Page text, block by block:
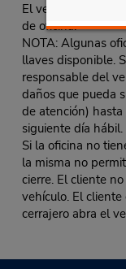
El vehículo de
de oficina.
NOTA: Algunas
llaves disponible.
responsable del
daños que pueda
de atención)
siguiente día hábil.
Si la oficina no
la misma no
cierre. El cliente
vehículo. El
cerrajero abra el